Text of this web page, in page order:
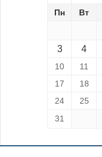
Пн Вт
3 4
10
11
17
18
24
25
31